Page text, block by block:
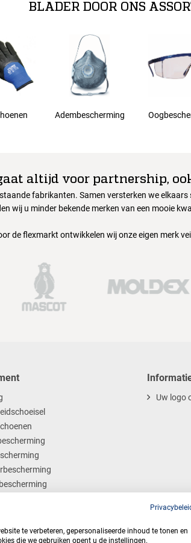
BLADER DOOR ONS
Adembescherming
altijd voor partnership,
fabrikanten. Samen versterken we
wij u minder bekende merken van een mooie
de flexmarkt ontwikkelen wij onze eigen merk
Uw logo
te verbeteren, gepersonaliseerde inhoud te tonen en
die we gebruiken opent u de instellingen.